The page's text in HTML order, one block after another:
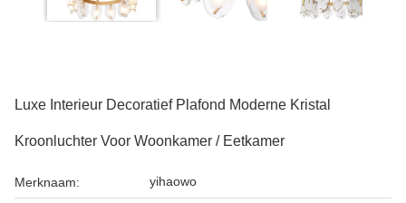
Luxe Interieur Decoratief Plafond Moderne Kristal
Kroonluchter Voor Woonkamer / Eetkamer
Merknaam: yihaowo